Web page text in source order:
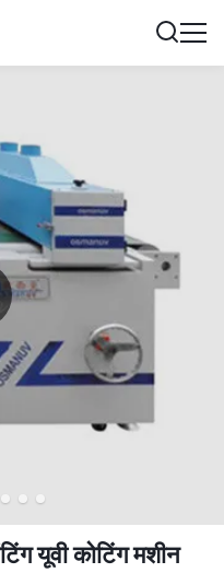
यूवी कोटिंग मशीन